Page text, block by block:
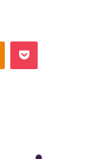
Odnoklassniki Pocket